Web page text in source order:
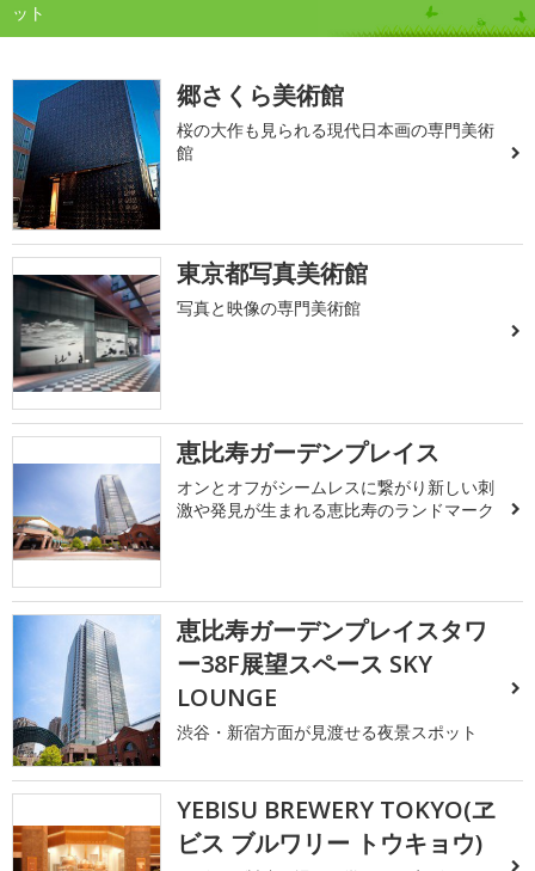
ット
郷さくら美術館
桜の大作も見られる現代日本画の専門美術
館
東京都写真美術館
写真と映像の専門美術館
恵比寿ガーデンプレイス
オンとオフがシームレスに繋がり新しい刺
激や発見が生まれる恵比寿のランドマーク
恵比寿ガーデンプレイスタワ
ー38F展望スペース SKY
LOUNGE
渋谷・新宿方面が見渡せる夜景スポット
YEBISU BREWERY TOKYO(ヱ
ビス ブルワリー トウキョウ)